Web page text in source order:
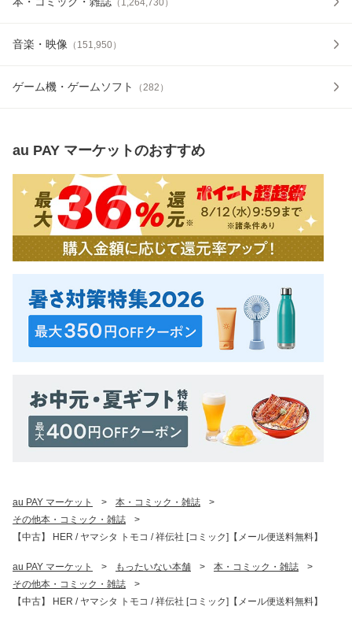
（ 1,264,730）
音楽・映像 （ 151,950）
ゲーム機・ゲームソフト （282 ）
au PAY マーケットのおすすめ
au PAY マーケット > 本・コミック・雑誌
>
その他本・コミック・雑誌
>
【中古】 HER / ヤマシタ トモコ / 祥伝社 [コミック]【メール便送料無料】
au PAY マーケット > もったいない本舗 > 本・コミック・雑誌
>
その他本・コミック・雑誌
>
【中古】 HER / ヤマシタ トモコ / 祥伝社 [コミック]【メール便送料無料】